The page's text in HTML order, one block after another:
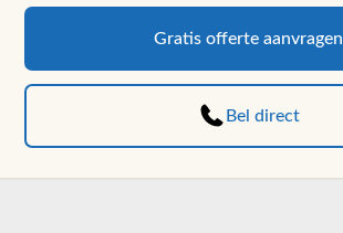
gekozen
productpagina
Gratis offerte aanvragen
Bel direct